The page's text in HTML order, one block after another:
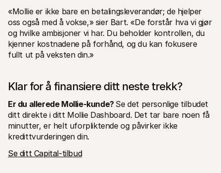
«Mollie er ikke bare en betalingsleverandør; de hjelper
oss også med å vokse,» sier Bart. «De forstår hva vi gjør
og hvilke ambisjoner vi har. Du beholder kontrollen, du
kjenner kostnadene på forhånd, og du kan fokusere
fullt ut på veksten din.»
Klar for å finansiere ditt neste trekk?
Er du allerede Mollie-kunde? Se det personlige tilbudet
ditt direkte i ditt Mollie Dashboard. Det tar bare noen få
minutter, er helt uforpliktende og påvirker ikke
kredittvurderingen din.
Se ditt Capital-tilbud